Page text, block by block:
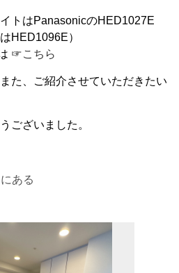
トはPanasonicのHED1027E
HED1096E）
☞こちら
た、ご紹介させていただきたい
ございました。
ある